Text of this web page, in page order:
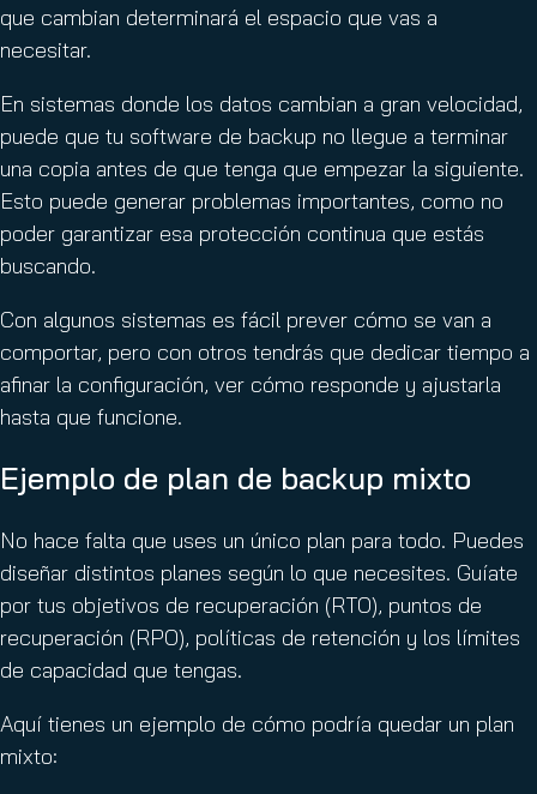
que cambian determinará el espacio que vas a
necesitar.
En sistemas donde los datos cambian a gran velocidad,
puede que tu software de backup no llegue a terminar
una copia antes de que tenga que empezar la siguiente.
Esto puede generar problemas importantes, como no
poder garantizar esa protección continua que estás
buscando.
Con algunos sistemas es fácil prever cómo se van a
comportar, pero con otros tendrás que dedicar tiempo a
afinar la configuración, ver cómo responde y ajustarla
hasta que funcione.
Ejemplo de plan de backup mixto
No hace falta que uses un único plan para todo. Puedes
diseñar distintos planes según lo que necesites. Guíate
por tus objetivos de recuperación (RTO), puntos de
recuperación (RPO), políticas de retención y los límites
de capacidad que tengas.
Aquí tienes un ejemplo de cómo podría quedar un plan
mixto: